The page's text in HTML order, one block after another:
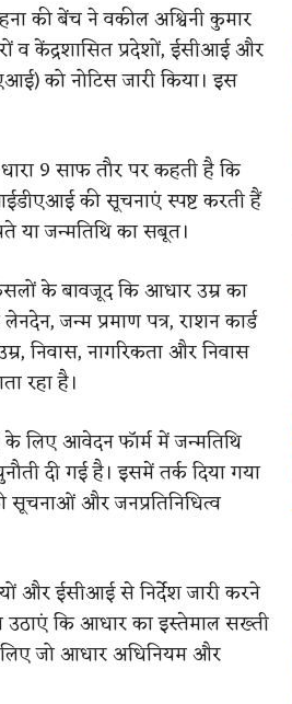
की बेंच ने वकील अश्विनी कुमार
व केंद्रशासित प्रदेशों, ईसीआई और
को नोटिस जारी किया। इस
9 साफ तौर पर कहती है कि
की सूचनाएं स्पष्ट करती हैं
या जन्मतिथि का सबूत।
के बावजूद कि आधार उम्र का
जन्म प्रमाण पत्र, राशन कार्ड
निवास, नागरिकता और निवास
रहा है।
लिए आवेदन फॉर्म में जन्मतिथि
दी गई है। इसमें तर्क दिया गया
और जनप्रतिनिधित्व
और ईसीआई से निर्देश जारी करने
कि आधार का इस्तेमाल सख्ती
जो आधार अधिनियम और